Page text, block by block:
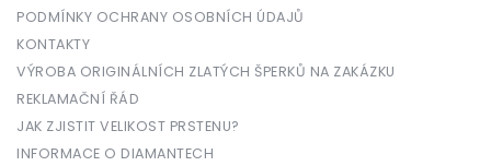
PODMÍNKY OCHRANY OSOBNÍCH ÚDAJŮ
KONTAKTY
VÝROBA ORIGINÁLNÍCH ZLATÝCH ŠPERKŮ NA ZAKÁZKU
REKLAMAČNÍ ŘÁD
JAK ZJISTIT VELIKOST PRSTENU?
INFORMACE O DIAMANTECH